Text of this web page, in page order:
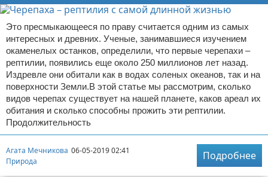
Это пресмыкающееся по праву считается одним из самых
интересных и древних. Ученые, занимавшиеся изучением
окаменелых останков, определили, что первые черепахи –
рептилии, появились еще около 250 миллионов лет назад.
Издревле они обитали как в водах соленых океанов, так и на
поверхности Земли.В этой статье мы рассмотрим, сколько
видов черепах существует на нашей планете, каков ареал их
обитания и сколько способны прожить эти рептилии.
Продолжительность
Агата Мечникова 06-05-2019 02:41
Природа
Подробнее